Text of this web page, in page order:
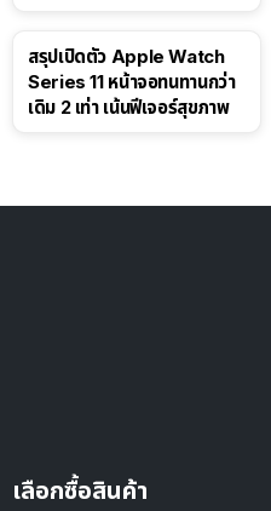
สรุปเปิดตัว Apple Watch
Series 11 หน้าจอทนทานกว่า
เดิม 2 เท่า เน้นฟีเจอร์สุขภาพ
เลือกซื้อสินค้า